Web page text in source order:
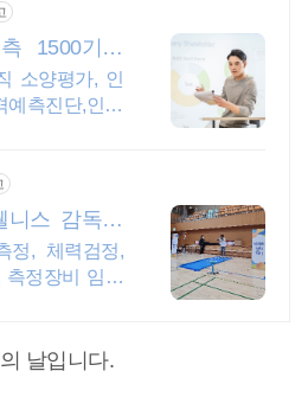
1500기업
소양평가, 인
측진단,인적
니스 감독관
정, 체력검정,
측정장비 임차
날입니다.